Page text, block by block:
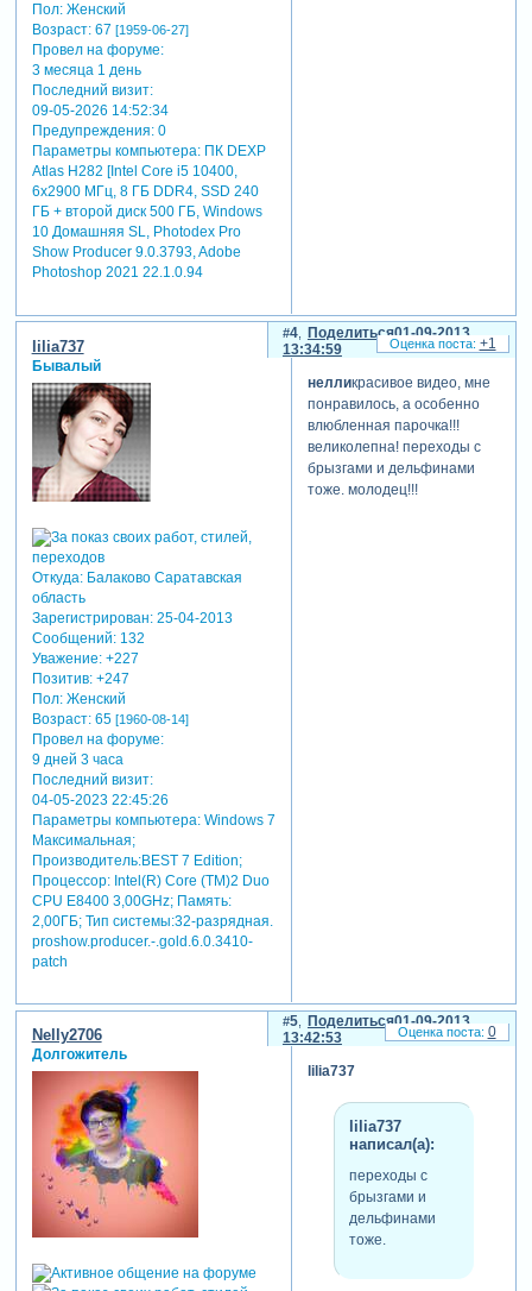
Пол:Женский
Возраст:67 [1959-06-27]
Провел на форуме:
3 месяца 1 день
Последний визит:
09-05-2026 14:52:34
Предупреждения:0
Параметры компьютера:ПК DEXP
Atlas H282 [Intel Core i5 10400,
6x2900 МГц, 8 ГБ DDR4, SSD 240
ГБ + второй диск 500 ГБ, Windows
10 Домашняя SL, Photodex Pro
Show Producer 9.0.3793, Adobe
Photoshop 2021 22.1.0.94
Поделиться
4
01-09-2013
13:34:59
lilia737
Бывалый
Откуда:Балаково Саратавская
область
Зарегистрирован: 25-04-2013
Сообщений:132
Уважение: +227
Позитив: +247
Пол:Женский
Возраст:65 [1960-08-14]
Провел на форуме:
9 дней 3 часа
Последний визит:
04-05-2023 22:45:26
Параметры компьютера:Windows 7
Максимальная;
Производитель:BEST 7 Edition;
Процессор: Intel(R) Core (TM)2 Duo
CPU E8400 3,00GHz; Память:
2,00ГБ; Тип системы:32-разрядная.
proshow.producer.-.gold.6.0.3410-
patch
нелликрасивое видео, мне
понравилось, а особенно
влюбленная парочка!!!
великолепна! переходы с
брызгами и дельфинами
тоже. молодец!!!
+1
Поделиться
5
01-09-2013
13:42:53
Nelly2706
Долгожитель
lilia737
lilia737
написал(а):
переходы с
брызгами и
дельфинами
тоже.
0